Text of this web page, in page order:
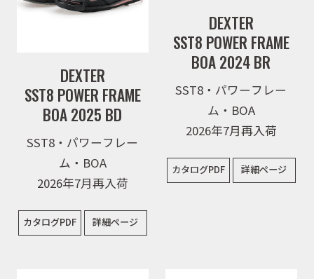
DEXTER
SST8 POWER FRAME
BOA 2025 BD
SST8・パワーフレー
ム・BOA
2026年7月再入荷
カタログPDF 詳細ページ
DEXTER
SST8 POWER FRAME
BOA 2024 BR
SST8・パワーフレー
ム・BOA
2026年7月再入荷
カタログPDF 詳細ページ